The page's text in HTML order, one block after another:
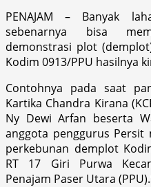
PENAJAM – Banyak
sebenarnya bisa
demonstrasi plot
Kodim 0913/PPU hasilnya
Contohnya pada saat
Kartika Chandra Kirana
Ny Dewi Arfan beserta
anggota penggurus Persit
perkebunan demplot
RT 17 Giri Purwa
Penajam Paser Utara